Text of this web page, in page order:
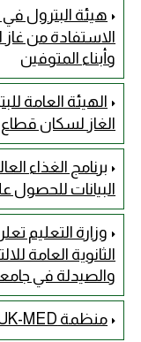
هيئة البترول
الاستفادة من
وأبناء المتوفين
الهيئة العامة
الغاز لسكان
البيانات للحصول
وزارة التعليم
الثانوية العامة
والصيدلة في
منظمة UK-MED تعلن عن وظائف شاغرة